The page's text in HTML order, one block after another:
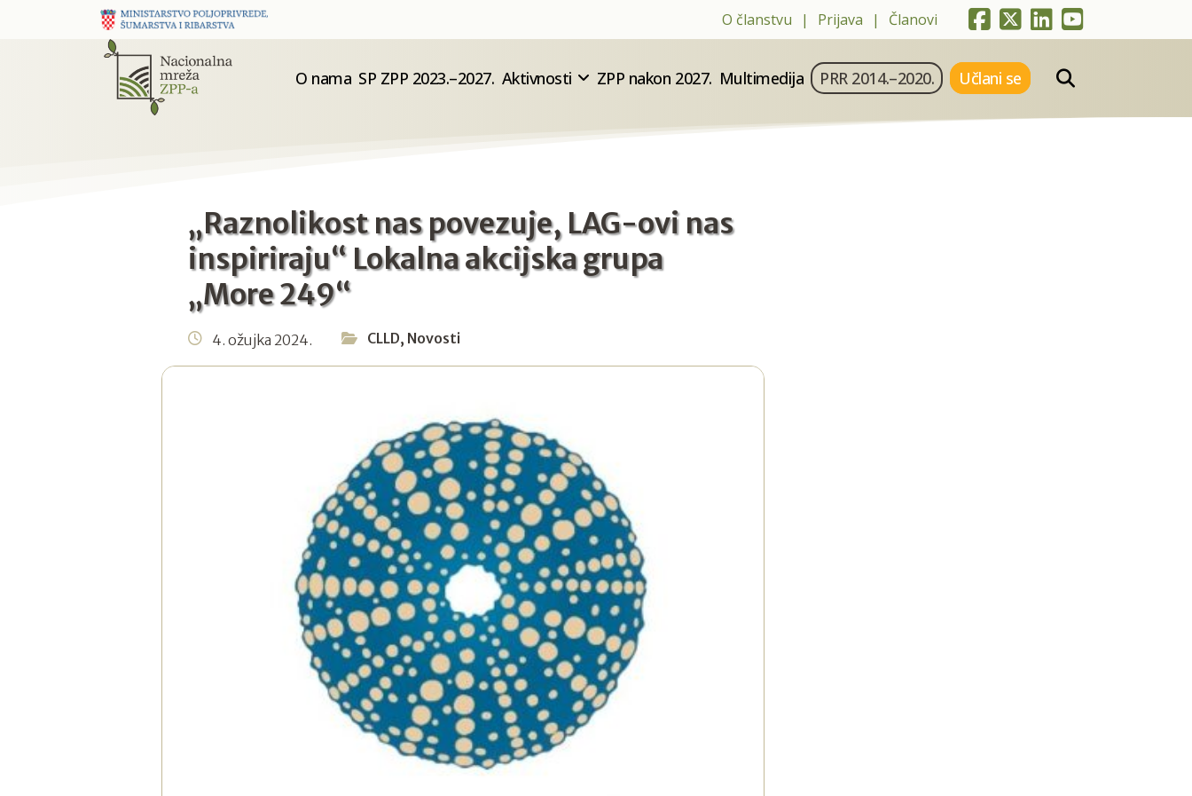
O članstvu Prijava Članovi
O nama SP ZPP 2023.–2027. Aktivnosti ZPP nakon 2027. Multimedija PRR 2014.–2020. Učlani se
„Raznolikost nas povezuje, LAG-ovi nas
inspiriraju“ Lokalna akcijska grupa
„More 249“
4. ožujka 2024. CLLD, Novosti